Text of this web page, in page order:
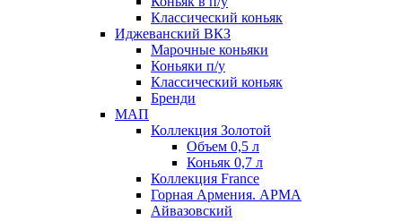
Классический коньяк
Иджеванский ВКЗ
Марочные коньяки
Коньяки п/у
Классический коньяк
Бренди
МАП
Коллекция Золотой
Объем 0,5 л
Коньяк 0,7 л
Коллекция France
Горная Армения. АРМА
Айвазовский